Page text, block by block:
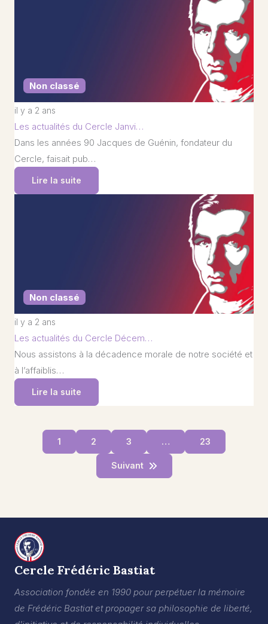
Non classé
il y a 2 ans
Les actualités du Cercle Janvi…
Dans les années 90 Jacques de Guénin, fondateur du
Cercle, faisait pub…
Lire la suite
Non classé
il y a 2 ans
Les actualités du Cercle Décem…
Nous assistons à la décadence morale de notre société et
à l’affaiblis…
Lire la suite
1 2 3 … 23
Suivant
Cercle Frédéric Bastiat
Association fondée en 1990 pour perpétuer la mémoire
de Frédéric Bastiat et propager sa philosophie de liberté,